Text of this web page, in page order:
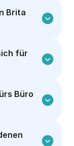
Brita
für
Büro